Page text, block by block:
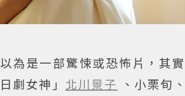
為是一部驚悚或恐怖片，其
劇女神」 北川景子 、小栗旬